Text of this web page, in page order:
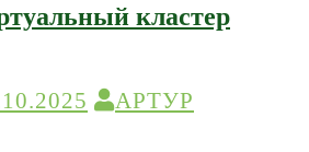
кластер
АРТУР